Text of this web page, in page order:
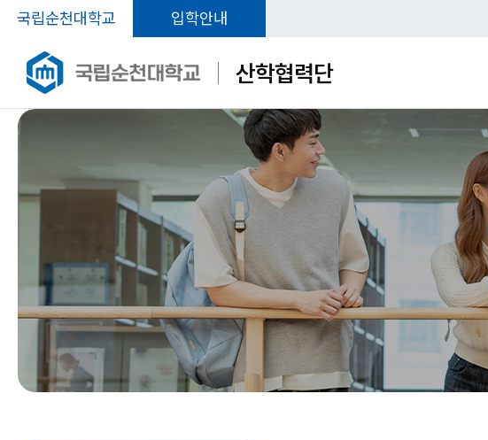
국립순천대학교 입학안내
산학협력단